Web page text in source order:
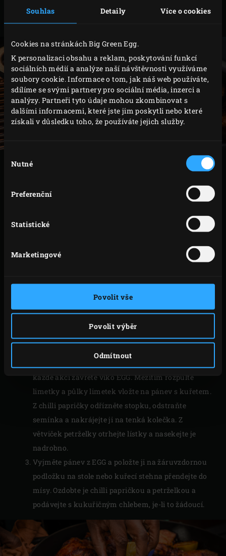
Souhlas Detaily Více o cookies
Cookies na stránkách Big Green Egg.
K personalizaci obsahu a reklam, poskytování funkcí
sociálních médií a analýze naší návštěvnosti využíváme
soubory cookie. Informace o tom, jak náš web používáte,
sdílíme se svými partnery pro sociální média, inzerci a
analýzy. Partneři tyto údaje mohou zkombinovat s
dalšími informacemi, které jste jim poskytli nebo které
získali v důsledku toho, že používáte jejich služby.
souhlasu
Nutné
Preferenční
Statistické
Marketingové
Povolit vše
Povolit výběr
Odmítnout
marinádu. Sáček uzavřete, rozetřete marinádu a
nechte marinovat v chladničce po dobu 24 hodin.
Zapalte dřevěné uhlí v Big Green Egg a umístěte
°C. Vyjměte kuřecí stehna z lednice a vložte je do
Litinovou pánev postavte na rošt a vložte do ní
kuřecí stehna. Kuřecí stehna přelijte veškerou
a kuřecí stehna smažte 45 až 50 minut <KLOPT
každé akci zavřete víko EGG. Mezitím rozpulte
limetky a půlky limetek vložte na pánev s kuřetem.
Z chilli papričky odřízněte stopku, odstraňte
semínka a nakrájejte ji na tenká kolečka. Z
větviček petrželky otrhejte lístky a nasekejte je
nadrobno.
Vyjměte pánev z EGG a položte ji na žáruvzdornou
podložku na stole nebo kuřecí stehna přendejte do
mísy. Ozdobte je chilli papričkou a petrželkou a
podávejte s kukuřičným chlebem, je-li to žádoucí.